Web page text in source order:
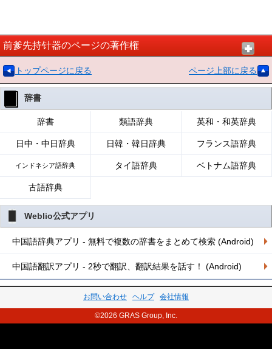
前爹先持针器のページの著作権
トップページに戻る ページ上部に戻る
辞書
辞書 類語辞典 英和・和英辞典
日中・中日辞典 日韓・韓日辞典 フランス語辞典
インドネシア語辞典 タイ語辞典 ベトナム語辞典
古語辞典
Weblio公式アプリ
中国語辞典アプリ - 無料で複数の辞書をまとめて検索 (Android)
中国語翻訳アプリ - 2秒で翻訳、翻訳結果を話す！ (Android)
お問い合わせ ヘルプ 会社情報
©2026 GRAS Group, Inc.